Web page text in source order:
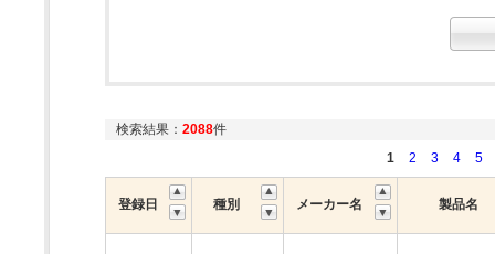
検索結果： 2088件
1
2 3 4 5
登録日 種別 メーカー名 製品名